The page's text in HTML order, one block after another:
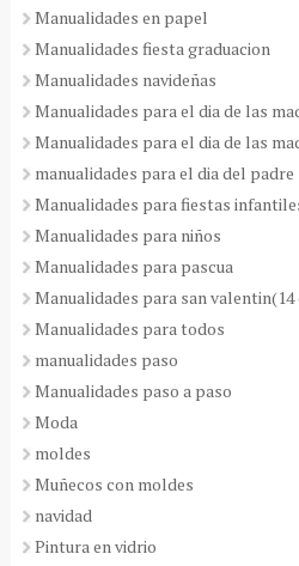
Manualidades en papel
Manualidades fiesta graduacion
Manualidades navideñas
Manualidades para el dia de las
Manualidades para el dia de las
manualidades para el dia del padre
Manualidades para fiestas
Manualidades para niños
Manualidades para pascua
Manualidades para san
Manualidades para todos
manualidades paso
Manualidades paso a paso
Moda
moldes
Muñecos con moldes
navidad
Pintura en vidrio